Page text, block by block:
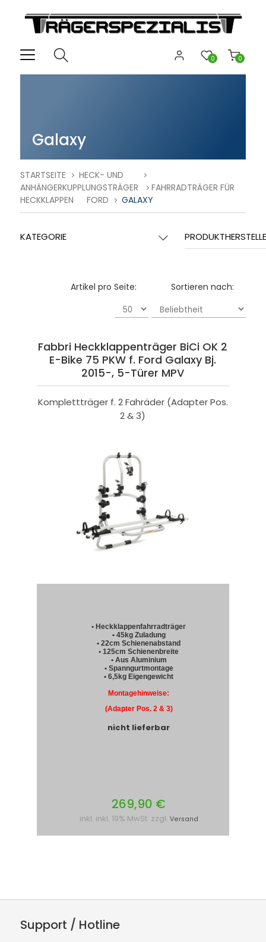
0
0
Galaxy
STARTSEITE
HECK- UND
ANHÄNGERKUPPLUNGSTRÄGER
FAHRRADTRÄGER FÜR
HECKKLAPPEN
FORD GALAXY
KATEGORIE
Sortieren nach:
Artikel pro Seite:
Fabbri Heckklappenträger BiCi OK 2
E-Bike 75 PKW f. Ford Galaxy Bj.
2015-, 5-Türer MPV
Komplettträger f. 2 Fahräder (Adapter Pos.
2 & 3)
• Heckklappenfahrradträger
• 45kg Zuladung
• 22cm Schienenabstand
• 125cm Schienenbreite
• Aus Aluminium
• Spanngurtmontage
• 6,5kg Eigengewicht
Montagehinweise:
(Adapter Pos. 2 & 3)
nicht lieferbar
269,90 €
inkl. inkl. 19% MwSt. zzgl. Versand
Support / Hotline